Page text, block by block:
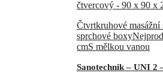
Čtvrtkruhové
sprchové boxy
cmS mělkou vanou
Sanotechnik – UNI 2